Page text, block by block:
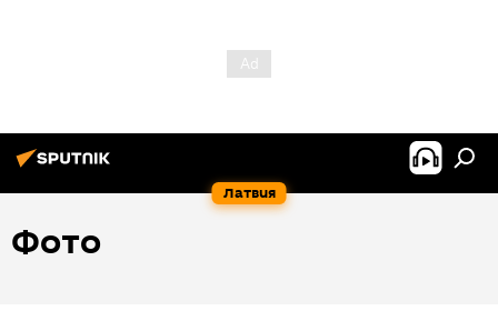
Латвия
Фото